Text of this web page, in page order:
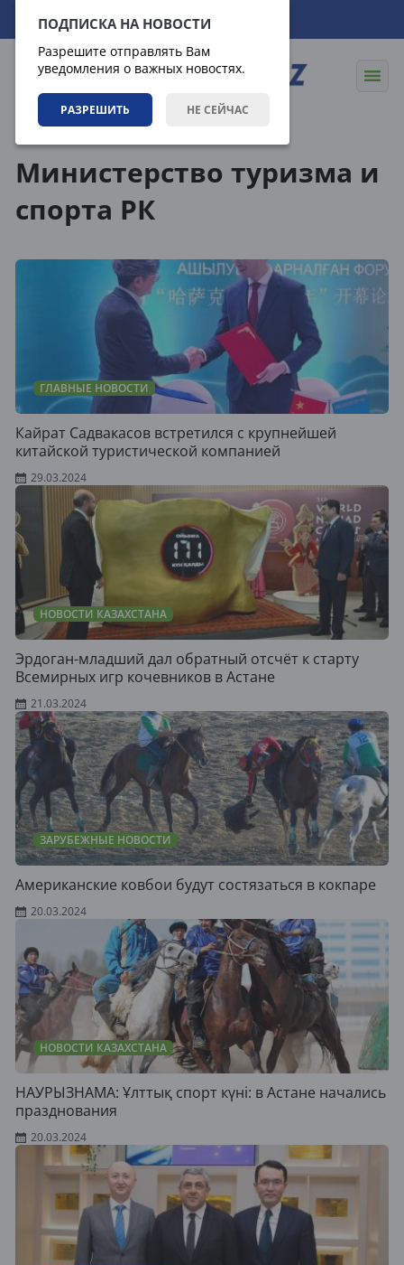
ПОДПИСКА НА НОВОСТИ
Разрешите отправлять Вам
уведомления о важных новостях.
РАЗРЕШИТЬ НЕ СЕЙЧАС
10.08.2026 13:48:55
Министерство туризма и
спорта РК
ГЛАВНЫЕ НОВОСТИ
Кайрат Садвакасов встретился с крупнейшей
китайской туристической компанией
29.03.2024
НОВОСТИ КАЗАХСТАНА
Эрдоган-младший дал обратный отсчёт к старту
Всемирных игр кочевников в Астане
21.03.2024
ЗАРУБЕЖНЫЕ НОВОСТИ
Американские ковбои будут состязаться в кокпаре
20.03.2024
НОВОСТИ КАЗАХСТАНА
НАУРЫЗНАМА: Ұлттық спорт күні: в Астане начались
празднования
20.03.2024